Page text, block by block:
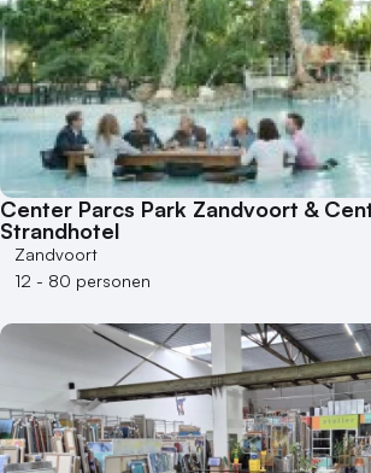
Center Parcs Park Zandvoort &
Strandhotel
Zandvoort
12 - 80 personen